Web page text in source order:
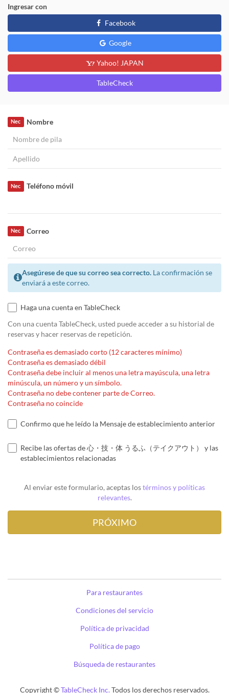
Ingresar con
Facebook
Google
Yahoo! JAPAN
TableCheck
Nombre
Nec
Teléfono móvil
Nec
Correo
Nec
Asegúrese de que su correo sea correcto. La confirmación se
enviará a este correo.
Haga una cuenta en TableCheck
Con una cuenta TableCheck, usted puede acceder a su historial de
reservas y hacer reservas de repetición.
Contraseña es demasiado corto (12 caracteres mínimo)
Contraseña es demasiado débil
Contraseña debe incluir al menos una letra mayúscula, una letra
minúscula, un número y un símbolo.
Contraseña no debe contener parte de Correo.
Contraseña no coincide
Confirmo que he leído la Mensaje de establecimiento anterior
Recibe las ofertas de 心・技・体 うるふ（テイクアウト） y las
establecimientos relacionadas
Al enviar este formulario, aceptas lostérminos y políticas
relevantes.
Para restaurantes
Condiciones del servicio
Política de privacidad
Política de pago
Búsqueda de restaurantes
Copyright ©TableCheck Inc.Todos los derechos reservados.